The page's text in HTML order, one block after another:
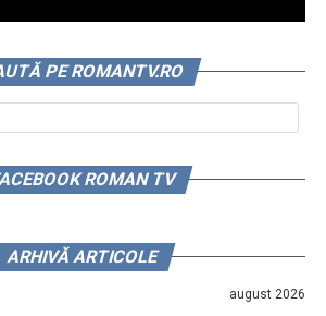
PE ROMANTV.RO
ROMAN TV
ARHIVĂ ARTICOLE
august 2026